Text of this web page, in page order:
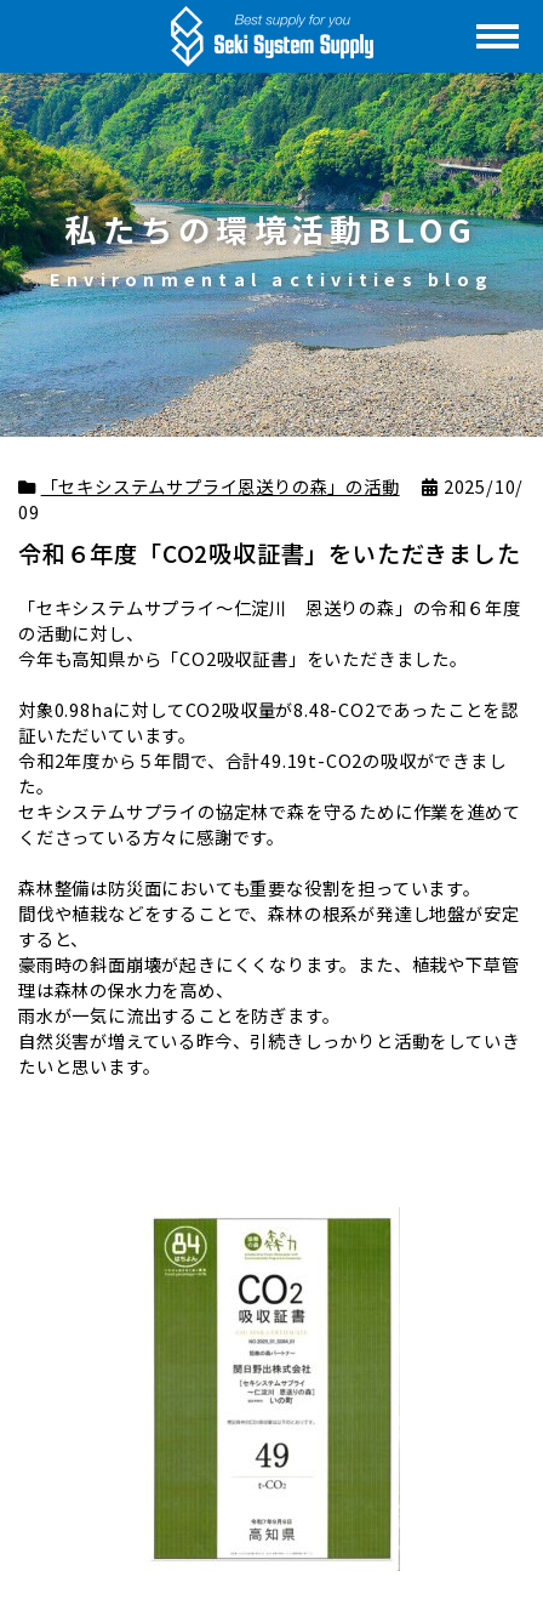
私たちの環境活動BLOG
Environmental activities blog
「セキシステムサプライ恩送りの森」の活動
2025/10/
09
令和６年度「CO2吸収証書」をいただきました
「セキシステムサプライ～仁淀川 恩送りの森」の令和６年度
の活動に対し、
今年も高知県から「CO2吸収証書」をいただきました。
対象0.98haに対してCO2吸収量が8.48-CO2であったことを認
証いただいています。
令和2年度から５年間で、合計49.19t-CO2の吸収ができまし
た。
セキシステムサプライの協定林で森を守るために作業を進めて
くださっている方々に感謝です。
森林整備は防災面においても重要な役割を担っています。
間伐や植栽などをすることで、森林の根系が発達し地盤が安定
すると、
豪雨時の斜面崩壊が起きにくくなります。また、植栽や下草管
理は森林の保水力を高め、
雨水が一気に流出することを防ぎます。
自然災害が増えている昨今、引続きしっかりと活動をしていき
たいと思います。